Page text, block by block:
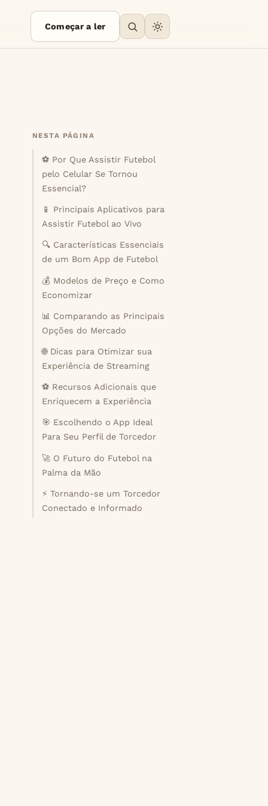
Começar a ler
NESTA PÁGINA
⚽ Por Que Assistir Futebol
pelo Celular Se Tornou
Essencial?
📱 Principais Aplicativos para
Assistir Futebol ao Vivo
🔍 Características Essenciais
de um Bom App de Futebol
💰 Modelos de Preço e Como
Economizar
📊 Comparando as Principais
Opções do Mercado
🌐 Dicas para Otimizar sua
Experiência de Streaming
⚽ Recursos Adicionais que
Enriquecem a Experiência
🎯 Escolhendo o App Ideal
Para Seu Perfil de Torcedor
🚀 O Futuro do Futebol na
Palma da Mão
⚡ Tornando-se um Torcedor
Conectado e Informado